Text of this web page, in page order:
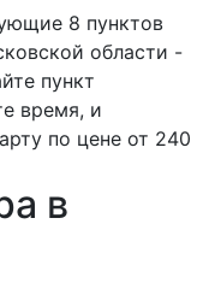
8 пунктов
области -
пункт
время, и
по цене от 240
в